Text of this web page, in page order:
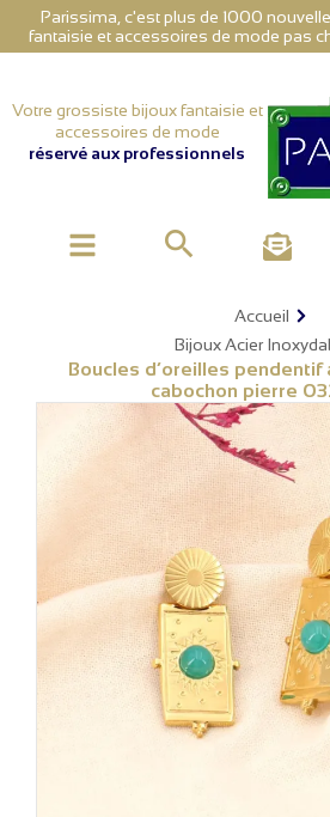
Parissima, c'est plus de 1000
fantaisie et accessoires de mode pas
Votre grossiste bijoux fantaisie et
accessoires de mode
réservé aux professionnels

Accueil
Bijoux Acier
Boucles d’oreilles pendentif
cabochon pierre